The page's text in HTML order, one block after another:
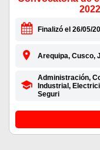
Finalizó el 26/05/
Arequipa, Cusco,
Administración,
Industrial,
Seguri